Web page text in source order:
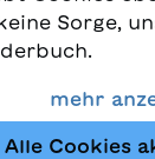
Sorge,
Ihrer
bei uns
nutzt
mehr
Alle Cookies